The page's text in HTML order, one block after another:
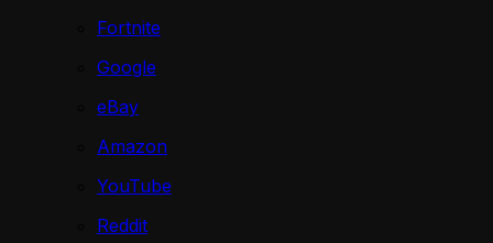
Fortnite
Google
eBay
Amazon
YouTube
Reddit